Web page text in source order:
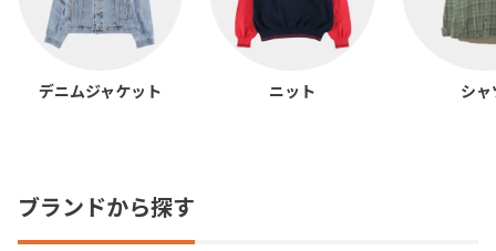
デニムジャケット ニット シャ
ブランドから探す